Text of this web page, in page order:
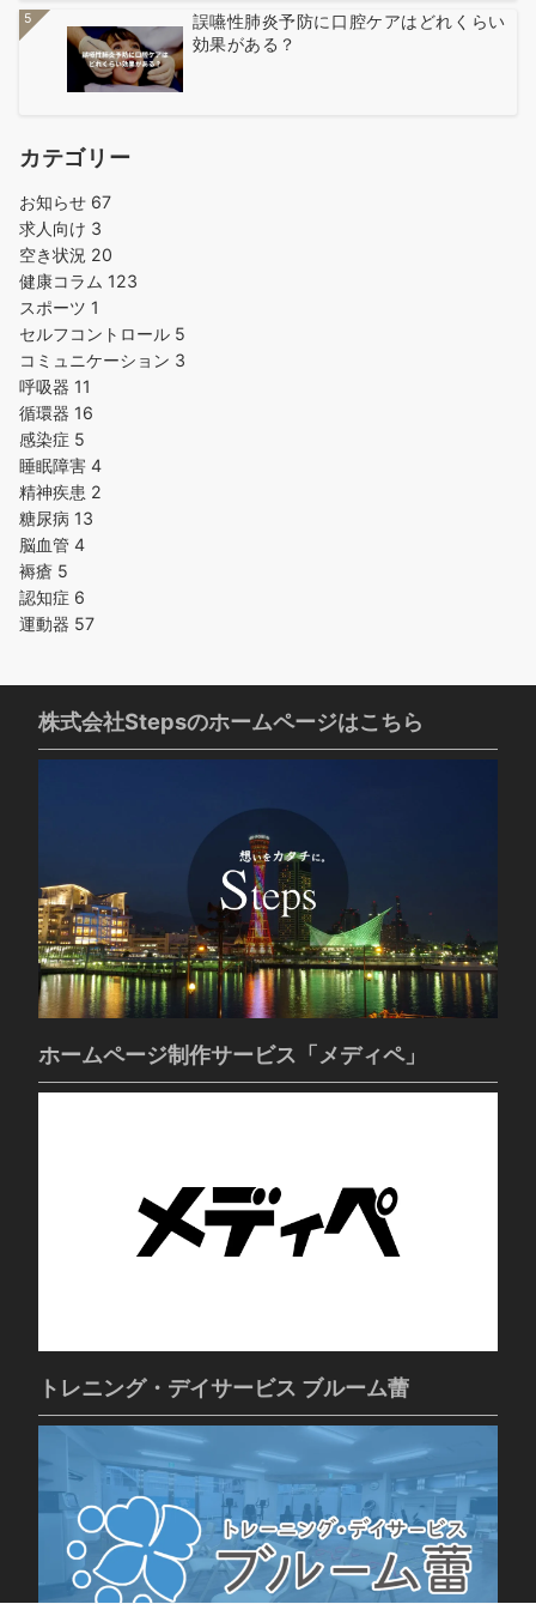
5
誤嚥性肺炎予防に口腔ケアはどれくらい
効果がある？
カテゴリー
お知らせ 67
求人向け 3
空き状況 20
健康コラム 123
スポーツ 1
セルフコントロール 5
コミュニケーション 3
呼吸器 11
循環器 16
感染症 5
睡眠障害 4
精神疾患 2
糖尿病 13
脳血管 4
褥瘡 5
認知症 6
運動器 57
株式会社Stepsのホームページはこちら
ホームページ制作サービス「メディペ」
トレニング・デイサービス ブルーム蕾